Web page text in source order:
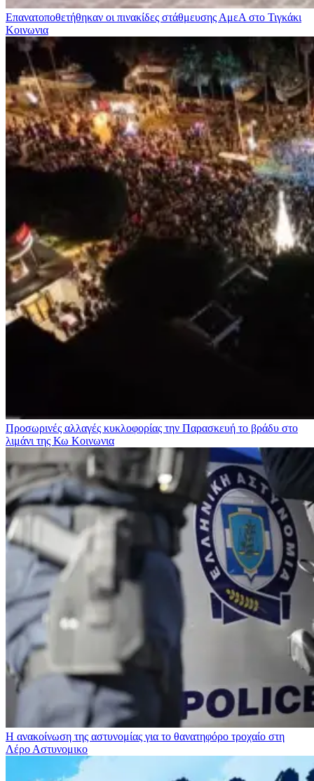
Επανατοποθετήθηκαν οι πινακίδες στάθμευσης ΑμεΑ στο Τιγκάκι
Κοινωνια
Προσωρινές αλλαγές κυκλοφορίας την Παρασκευή το βράδυ στο
λιμάνι της Κω Κοινωνια
Η ανακοίνωση της αστυνομίας για το θανατηφόρο τροχαίο στη
Λέρο Αστυνομικο